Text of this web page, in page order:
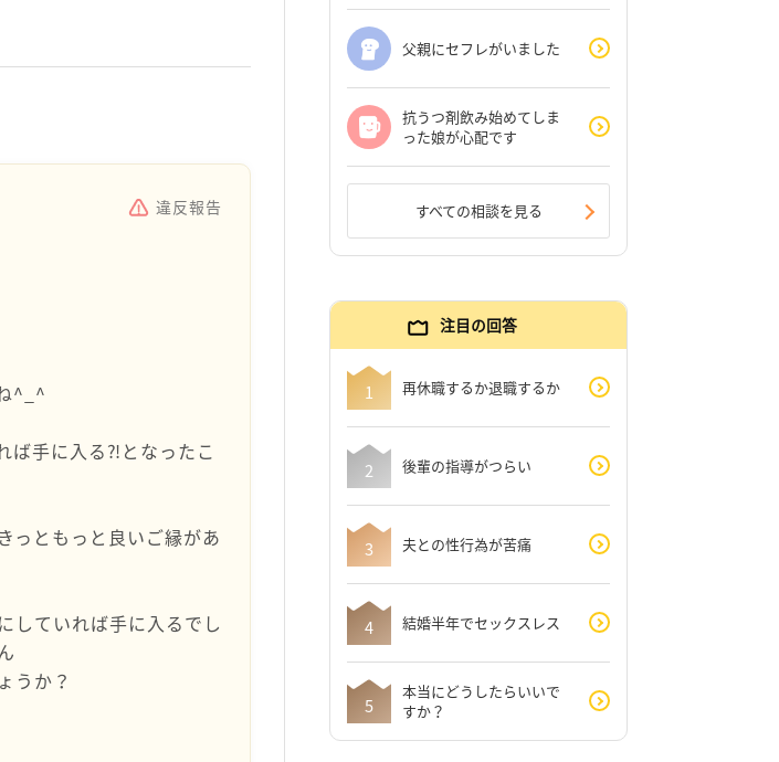
違反報告
^_^
ば手に入る⁈となったこ
っともっと良いご縁があ
していれば手に入るでし
うか？
父親にセフレがいました
抗うつ剤飲み始めてしま
った娘が心配です
すべての相談を見る
注目の回答
再休職するか退職するか
後輩の指導がつらい
夫との性行為が苦痛
結婚半年でセックスレス
本当にどうしたらいいで
すか？